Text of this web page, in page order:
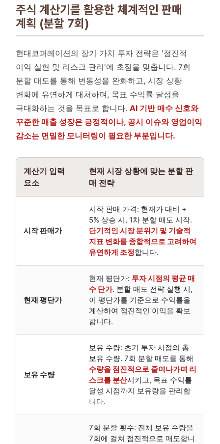
주식 계산기를 활용한 체계적인 판매
계획 (분할 7회)
현대코퍼레이션의 장기 가치 투자 전략은 '점진적
이익 실현 및 리스크 관리'에 초점을 맞춥니다. 7회
분할 매도를 통해 변동성을 완화하고, 시장 상황
변화에 유연하게 대처하며, 목표 수익률 달성을
극대화하는 것을 목표로 합니다. AI 기반 매수 신호와
꾸준한 매출 성장은 긍정적이나, 공시 이슈와 영업이익
감소는 면밀한 모니터링이 필요한 부분입니다.
계산기 입력
요소
현재 시장 상황에 맞는 분할 판
매 전략
시작 판매가
시작 판매 가격: 현재가 대비 +
5% 상승 시, 1차 분할 매도 시작.
단기적인 시장 분위기 및 기술적
지표 변화를 종합적으로 고려하여
유연하게 조정합니다.
현재 평단가
현재 평단가: 투자 시점의 평균 매
수 단가. 분할 매도 전략 실행 시,
이 평단가를 기준으로 수익률을
계산하여 점진적인 이익을 확보
합니다.
보유 수량
보유 수량: 초기 투자 시점의 총
보유 수량. 7회 분할 매도를 통해
수량을 점진적으로 줄여나가며 리
스크를 분산시키고, 목표 수익률
달성 시점까지 보유량을 관리합
니다.
7회 분할 횟수: 전체 보유 수량을
7회에 걸쳐 점진적으로 매도합니